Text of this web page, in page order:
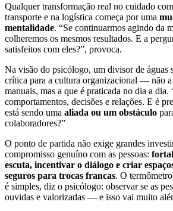
Qualquer transformação real no cuidado
transporte e na logística começa por uma
mentalidade. “Se continuarmos agindo da
colheremos os mesmos resultados. E a
satisfeitos com eles?”, provoca.
Na visão do psicólogo, um divisor de águas
crítica para a cultura organizacional — não a
manuais, mas a que é praticada no dia a
comportamentos, decisões e relações. E é
está sendo uma aliada ou um obstáculo
colaboradores?”
O ponto de partida não exige grandes
compromisso genuíno com as pessoas:
escuta, incentivar o diálogo e criar
seguros para trocas francas. O
é simples, diz o psicólogo: observar se as
ouvidas e valorizadas — e isso vai muito